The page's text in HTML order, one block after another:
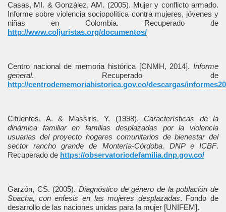
Casas, MI. & González, AM. (2005). Mujer y conflicto armado.
Informe sobre violencia sociopolítica contra mujeres, jóvenes y
niñas en Colombia. Recuperado de
http://www.coljuristas.org/documentos/
Centro nacional de memoria histórica [CNMH, 2014]. Informe
general. Recuperado de
http://centrodememoriahistorica.gov.co/descargas/
Cifuentes, A. & Massiris, Y. (1998). Características de la
dinámica familiar en familias desplazadas por la violencia
usuarias del proyecto hogares comunitarios de bienestar del
sector rancho grande de Montería-Córdoba. DNP e ICBF.
Recuperado de https://observatoriodefamilia.dnp.gov.co/
Garzón, CS. (2005). Diagnóstico de género de la población de
Soacha, con enfesis en las mujeres desplazadas. Fondo de
desarrollo de las naciones unidas para la mujer [UNIFEM].